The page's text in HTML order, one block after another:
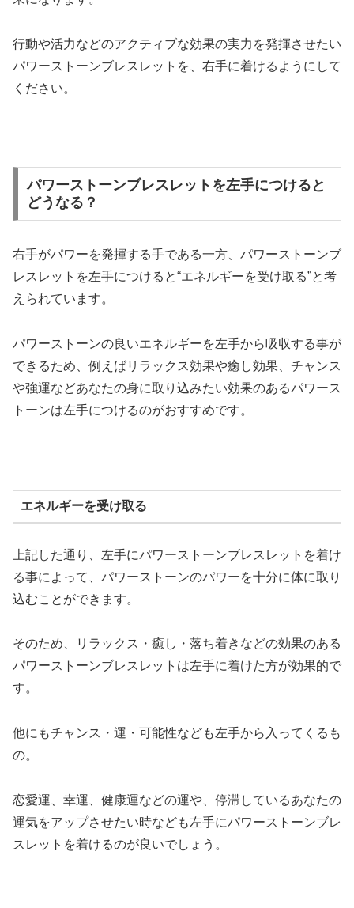
行動や活力などのアクティブな効果の実力を発揮させたい
パワーストーンブレスレットを、右手に着けるようにして
ください。
パワーストーンブレスレットを左手につけると
どうなる？
右手がパワーを発揮する手である一方、パワーストーンブ
レスレットを左手につけると“エネルギーを受け取る”と考
えられています。
パワーストーンの良いエネルギーを左手から吸収する事が
できるため、例えばリラックス効果や癒し効果、チャンス
や強運などあなたの身に取り込みたい効果のあるパワース
トーンは左手につけるのがおすすめです。
エネルギーを受け取る
上記した通り、左手にパワーストーンブレスレットを着け
る事によって、パワーストーンのパワーを十分に体に取り
込むことができます。
そのため、リラックス・癒し・落ち着きなどの効果のある
パワーストーンブレスレットは左手に着けた方が効果的で
す。
他にもチャンス・運・可能性なども左手から入ってくるも
の。
恋愛運、幸運、健康運などの運や、停滞しているあなたの
運気をアップさせたい時なども左手にパワーストーンブレ
スレットを着けるのが良いでしょう。